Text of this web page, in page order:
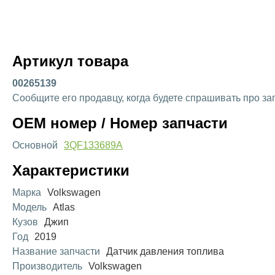
Артикул товара
00265139
Сообщите его продавцу, когда будете спрашивать про
OEM номер / Номер запчасти
Основной 3QF133689A
Характеристики
Марка Volkswagen
Модель Atlas
Кузов
Джип
Год 2019
Название запчасти
Датчик давления топлива
Производитель Volkswagen